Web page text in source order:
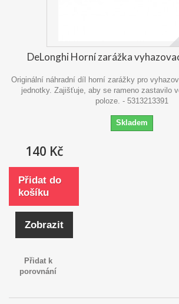
DeLonghi Horní zarážka
Originální náhradní díl horní zarážky pro
jednotky. Zajišťuje, aby se rameno zastavilo
poloze. - 5313213391
Skladem
140 Kč
Přidat do
košíku
Zobrazit
Přidat k
porovnání